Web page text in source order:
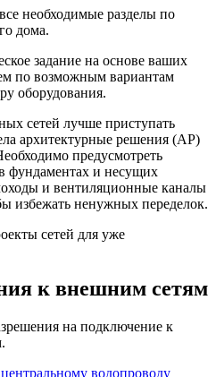
необходимые разделы по
дома.
задание на основе ваших
по возможным вариантам
оборудования.
сетей лучше приступать
архитектурные решения (АР)
предусмотреть
фундаментах и несущих
и вентиляционные каналы
избежать ненужных переделок.
сетей для уже
к внешним сетям
на подключение к
водопроводу